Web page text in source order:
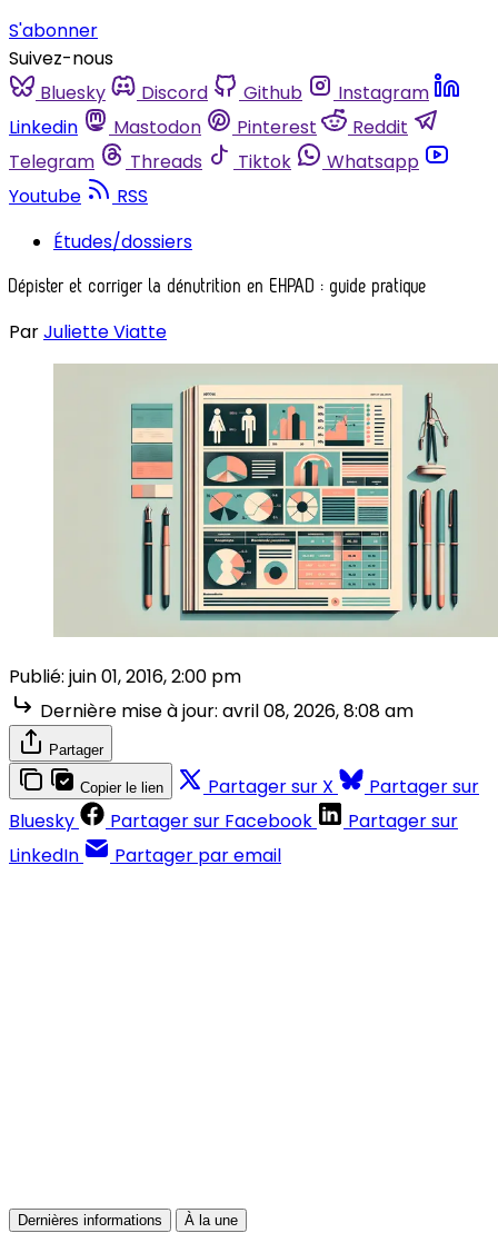
S'abonner
Suivez-nous
Bluesky
Discord Github
Instagram
Linkedin
Mastodon Pinterest
Reddit
Telegram
Threads Tiktok
Whatsapp
Youtube
RSS
Études/dossiers
Dépister et corriger la dénutrition en EHPAD : guide pratique
ParJuliette Viatte
Publié: juin 01, 2016, 2:00 pm
Dernière mise à jour: avril 08, 2026, 8:08 am
Partager
Copier le lien Partager sur X
Partager sur
Bluesky
Partager sur Facebook
Partager sur
LinkedIn
Partager par email
Dernières informations À la une